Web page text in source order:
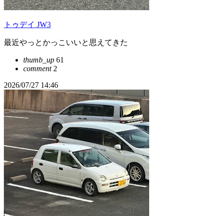
トゥデイ JW3
最近やっとかっこいいと思えてきた
thumb_up 61
comment2
2026/07/27 14:46